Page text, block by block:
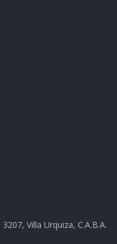
Villa Urquiza, C.A.B.A.